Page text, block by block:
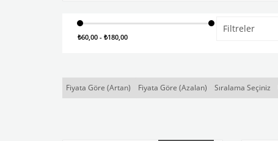
₺60,00 - ₺180,00
Filtreler
Fiyata Göre (Artan) Fiyata Göre (Azalan) Sıralama Seçiniz